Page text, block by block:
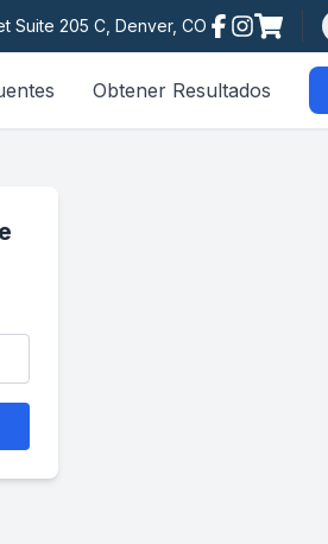
Suite 205 C, Denver, CO
Obtener Resultados